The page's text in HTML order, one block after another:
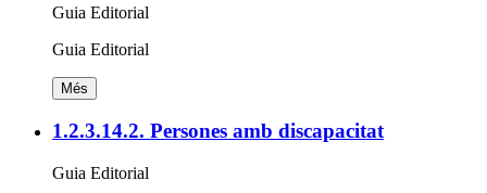
Guia Editorial
Guia Editorial
Més
1.2.3.14.2. Persones amb discapacitat
Guia Editorial